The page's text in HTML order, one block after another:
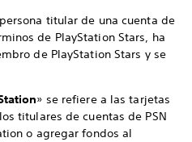
titular de una cuenta de
de PlayStation Stars, ha
de PlayStation Stars y se
» se refiere a las tarjetas
titulares de cuentas de PSN
o agregar fondos al